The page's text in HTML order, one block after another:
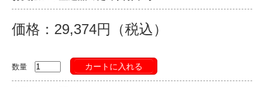
価格：29,374円（税込）
数量 カートに入れる